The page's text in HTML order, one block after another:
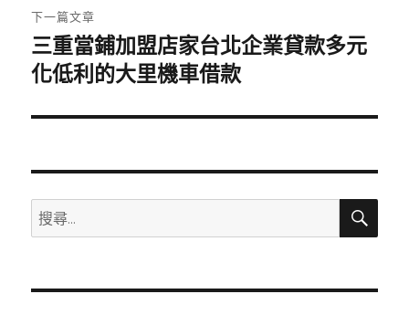
章:
下一篇文章
下
一
文
三重當鋪加盟店家台北企業貸款多元
化低利的大里機車借款
搜
尋
鍵
搜